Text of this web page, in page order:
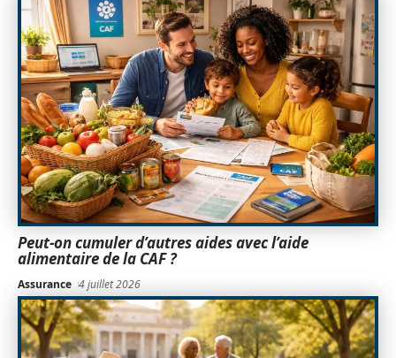
Peut-on cumuler d’autres aides avec l’aide
alimentaire de la CAF ?
Assurance 4 juillet 2026